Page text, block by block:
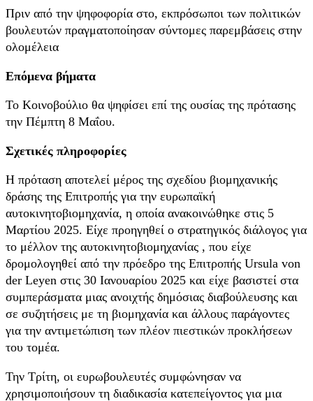
Πριν από την ψηφοφορία στο, εκπρόσωποι των πολιτικών
βουλευτών πραγματοποίησαν σύντομες παρεμβάσεις στην
ολομέλεια
Επόμενα βήματα
Το Κοινοβούλιο θα ψηφίσει επί της ουσίας της πρότασης
την Πέμπτη 8 Μαΐου.
Σχετικές πληροφορίες
Η πρόταση αποτελεί μέρος της σχεδίου βιομηχανικής
δράσης της Επιτροπής για την ευρωπαϊκή
αυτοκινητοβιομηχανία, η οποία ανακοινώθηκε στις 5
Μαρτίου 2025. Είχε προηγηθεί ο στρατηγικός διάλογος για
το μέλλον της αυτοκινητοβιομηχανίας , που είχε
δρομολογηθεί από την πρόεδρο της Επιτροπής Ursula von
der Leyen στις 30 Ιανουαρίου 2025 και είχε βασιστεί στα
συμπεράσματα μιας ανοιχτής δημόσιας διαβούλευσης και
σε συζητήσεις με τη βιομηχανία και άλλους παράγοντες
για την αντιμετώπιση των πλέον πιεστικών προκλήσεων
του τομέα.
Την Τρίτη, οι ευρωβουλευτές συμφώνησαν να
χρησιμοποιήσουν τη διαδικασία κατεπείγοντος για μια